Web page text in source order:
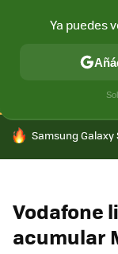
CONECTIVIDAD
HOY SE HABLA DE
Samsung Galaxy
Vodafone
acumular
Ya puedes